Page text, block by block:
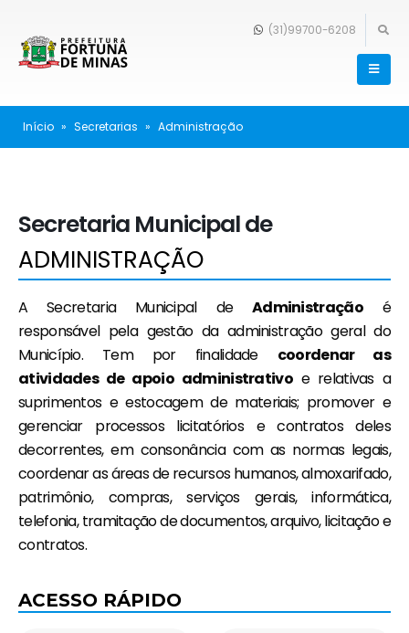
(31)99700-6208
Início » Secretarias » Administração
Secretaria Municipal de
ADMINISTRAÇÃO
A Secretaria Municipal de Administraçãoé
responsável pela gestão da administração geral do
Município. Tem por finalidade coordenar as
atividades de apoio administrativo e relativas a
suprimentos e estocagem de materiais; promover e
gerenciar processos licitatórios e contratos deles
decorrentes, em consonância com as normas legais,
coordenar as áreas de recursos humanos, almoxarifado,
patrimônio, compras, serviços gerais, informática,
telefonia, tramitação de documentos, arquivo, licitação e
contratos.
ACESSO RÁPIDO